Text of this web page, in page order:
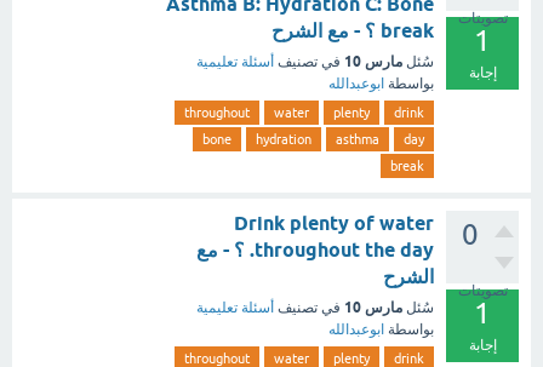
تصويتات
1
إجابة
break ؟ - مع الشرح
سُئل مارس 10 في تصنيف أسئلة تعليمية
بواسطة ابوعبدالله
drink
plenty
water
throughout
day
asthma
hydration
bone
break
0
تصويتات
1
إجابة
Drink plenty of water
throughout the day. ؟ - مع
الشرح
سُئل مارس 10 في تصنيف أسئلة تعليمية
بواسطة ابوعبدالله
drink
plenty
water
throughout